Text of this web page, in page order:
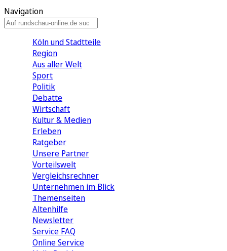
Navigation
Köln und Stadtteile
Region
Aus aller Welt
Sport
Politik
Debatte
Wirtschaft
Kultur & Medien
Erleben
Ratgeber
Unsere Partner
Vorteilswelt
Vergleichsrechner
Unternehmen im Blick
Themenseiten
Altenhilfe
Newsletter
Service FAQ
Online Service